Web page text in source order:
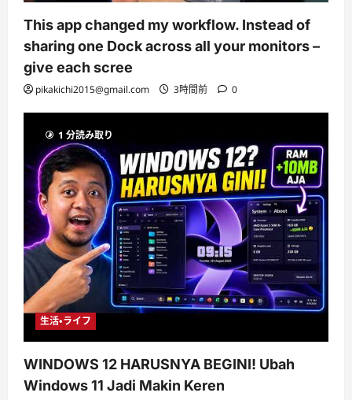
This app changed my workflow. Instead of
sharing one Dock across all your monitors –
give each scree
pikakichi2015@gmail.com 3時間前 0
1 分読み取り
生活・ライフ
WINDOWS 12 HARUSNYA BEGINI! Ubah
Windows 11 Jadi Makin Keren